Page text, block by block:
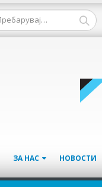
ЗА НАС НОВОСТИ